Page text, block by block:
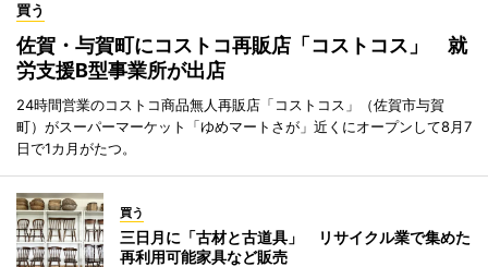
買う
佐賀・与賀町にコストコ再販店「コストコス」 就
労支援B型事業所が出店
24時間営業のコストコ商品無人再販店「コストコス」（佐賀市与賀
町）がスーパーマーケット「ゆめマートさが」近くにオープンして8月7
日で1カ月がたつ。
買う
三日月に「古材と古道具」 リサイクル業で集めた
再利用可能家具など販売